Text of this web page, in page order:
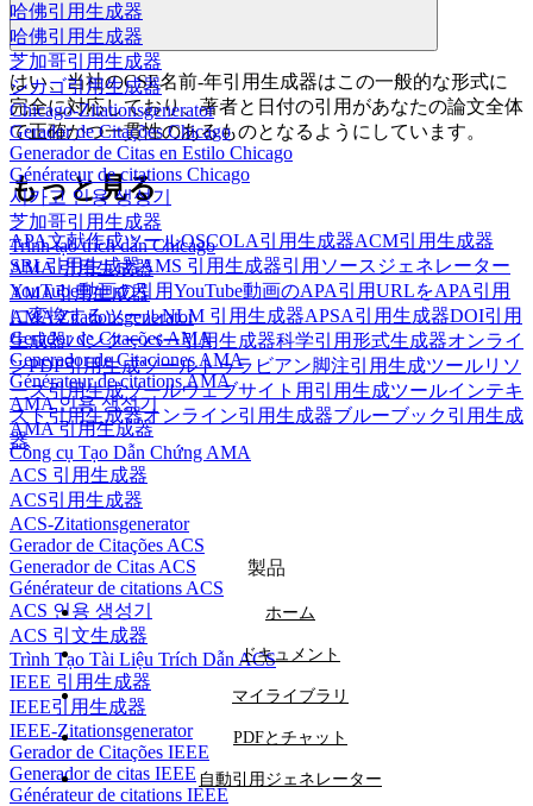
哈佛引用生成器
哈佛引用生成器
芝加哥引用生成器
シカゴ引用生成器
Chicago-Zitationsgenerator
Gerador de Citações Chicago
Generador de Citas en Estilo Chicago
Générateur de citations Chicago
시카고 인용 생성기
芝加哥引用生成器
Trình tạo trích dẫn Chicago
AMA 引用生成器
AMA引用生成器
AMA Zitationsgenerator
Gerador de Citações AMA
Generador de Citaciones AMA
Générateur de citations AMA
AMA 인용 생성기
AMA 引用生成器
Công cụ Tạo Dẫn Chứng AMA
ACS 引用生成器
ACS引用生成器
ACS-Zitationsgenerator
Gerador de Citações ACS
Generador de Citas ACS
Générateur de citations ACS
ACS 인용 생성기
ACS 引文生成器
Trình Tạo Tài Liệu Trích Dẫn ACS
IEEE 引用生成器
IEEE引用生成器
IEEE-Zitationsgenerator
Gerador de Citações IEEE
Generador de citas IEEE
Générateur de citations IEEE
はい、当社のCSE名前-年引用生成器はこの一般的な形式に
完全に対応しており、著者と日付の引用があなたの論文全体
で正確かつ一貫性のあるものとなるようにしています。
もっと見る
APA文献作成ツールOSCOLA引用生成器ACM引用生成器
SBL引用生成器AMS 引用生成器引用ソースジェネレーター
YouTube動画の引用YouTube動画のAPA引用URLをAPA引用
に変換するツールNLM 引用生成器APSA引用生成器DOI引用
生成器バンクーバー引用生成器科学引用形式生成器オンライ
ンPDF引用生成ツールトゥラビアン脚注引用生成ツールリソ
ース引用生成ツールウェブサイト用引用生成ツールインテキ
スト引用生成器オンライン引用生成器ブルーブック引用生成
器
製品
ホーム
ドキュメント
マイライブラリ
PDFとチャット
自動引用ジェネレーター